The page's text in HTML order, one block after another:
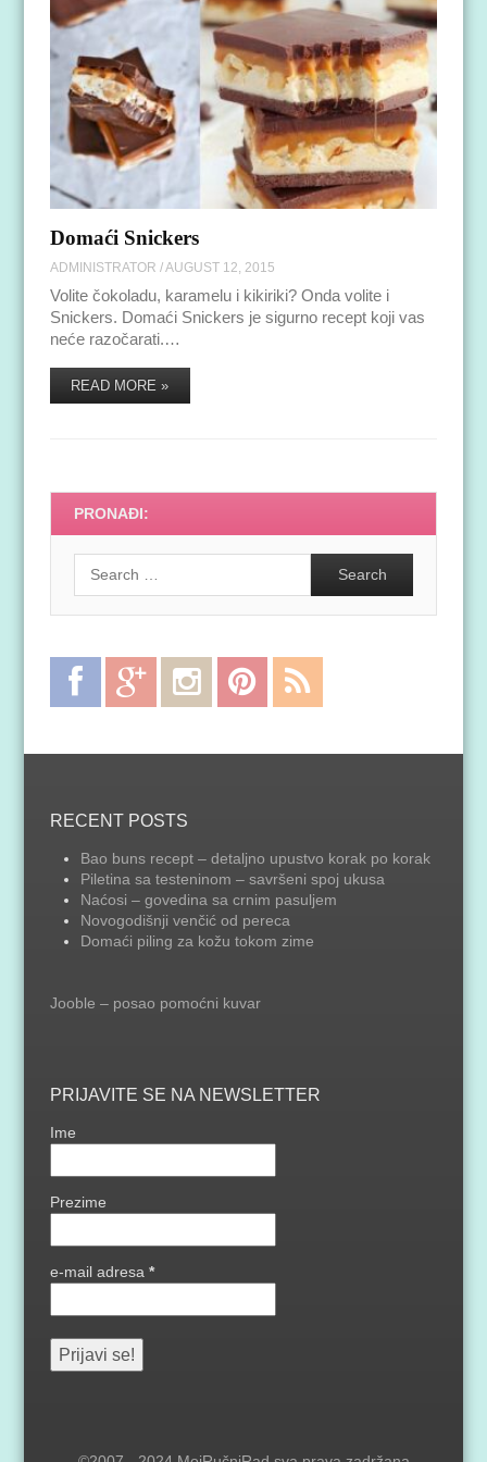
Domaći Snickers
ADMINISTRATOR /AUGUST 12, 2015
Volite čokoladu, karamelu i kikiriki? Onda volite i
Snickers. Domaći Snickers je sigurno recept koji vas
neće razočarati.…
READ MORE »
PRONAĐI:
Facebook
Google InstagramPinterest
Feed
RECENT POSTS
Bao buns recept – detaljno upustvo korak po korak
Piletina sa testeninom – savršeni spoj ukusa
Naćosi – govedina sa crnim pasuljem
Novogodišnji venčić od pereca
Domaći piling za kožu tokom zime
Jooble – posao pomoćni kuvar
PRIJAVITE SE NA NEWSLETTER
Ime
Prezime
e-mail adresa*